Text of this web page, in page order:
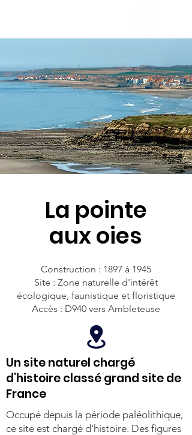
La pointe
aux oies
Construction : 1897 à 1945
Site : Zone naturelle d'intérêt
écologique, faunistique et floristique
Accès : D940 vers Ambleteuse
Un site naturel chargé
d'histoire classé grand site de
France
Occupé depuis la période paléolithique,
ce site est chargé d'histoire. Des figures